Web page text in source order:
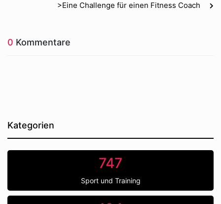
>Eine Challenge für einen Fitness Coach
0 Kommentare
Kategorien
747
Sport und Training